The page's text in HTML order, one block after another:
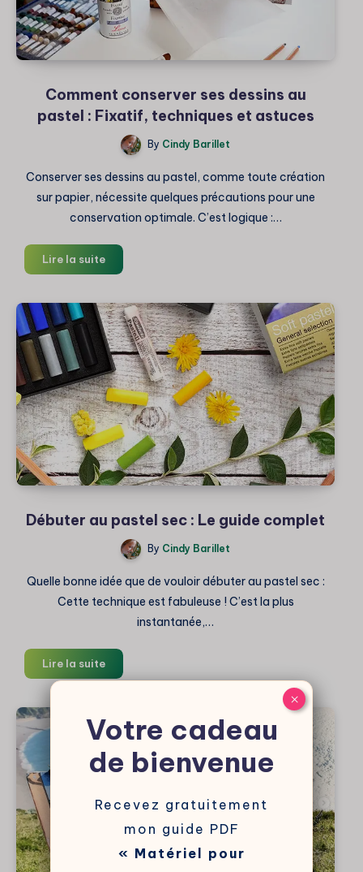
Comment conserver ses dessins au
pastel : Fixatif, techniques et astuces
By Cindy Barillet
Conserver ses dessins au pastel, comme toute création
sur papier, nécessite quelques précautions pour une
conservation optimale. C’est logique :…
Lire la suiteComment
conserver
dessins
au
pastel
:
Fixatif,
techniques
et
astuces
Débuter au pastel sec : Le guide complet
By Cindy Barillet
Quelle bonne idée que de vouloir débuter au pastel sec :
Cette technique est fabuleuse ! C’est la plus
instantanée,…
Lire la suiteDébuter
au
sec
:
Le
guide
Votre cadeau
de bienvenue
Recevez gratuitement
mon guide PDF
« Matériel pour
×